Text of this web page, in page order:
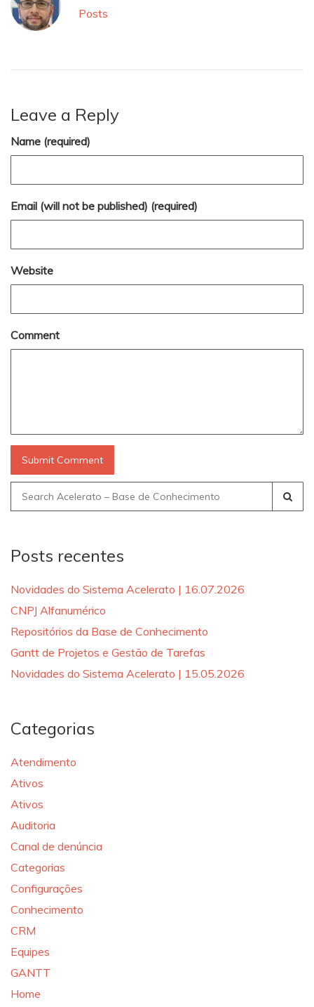
Posts
Leave a Reply
Name (required)
Email (will not be published) (required)
Website
Comment
Search
for:
Posts recentes
Novidades do Sistema Acelerato | 16.07.2026
CNPJ Alfanumérico
Repositórios da Base de Conhecimento
Gantt de Projetos e Gestão de Tarefas
Novidades do Sistema Acelerato | 15.05.2026
Categorias
Atendimento
Ativos
Ativos
Auditoria
Canal de denúncia
Categorias
Configurações
Conhecimento
CRM
Equipes
GANTT
Home